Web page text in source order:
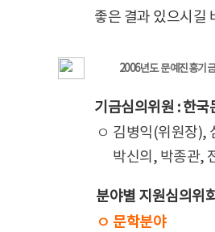
좋은 결과 있으시길
2006년도 문예진흥기
기금심의위원 : 한
ㅇ 김병익(위원장),
박신의, 박종관,
분야별 지원심의위
ㅇ 문학분야